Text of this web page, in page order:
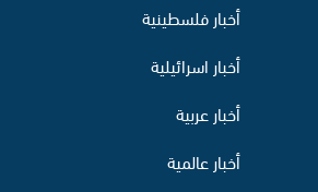
أخبار فلسطينية
أخبار اسرائيلية
أخبار عربية
أخبار عالمية